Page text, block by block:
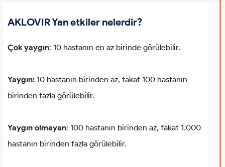
AKLOVIR Yan etkiler nelerdir?
Çok yaygın: 10 hastanın en az birinde görülebilir.
Yaygın: 10 hastanın birinden az, fakat 100 hastanın
birinden fazla görülebilir.
Yaygın olmayan: 100 hastanın birinden az, fakat 1.000
hastanın birinden fazla görülebilir.